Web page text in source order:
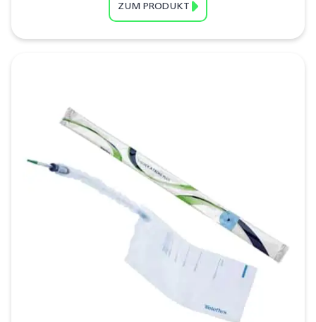
ZUM PRODUKT